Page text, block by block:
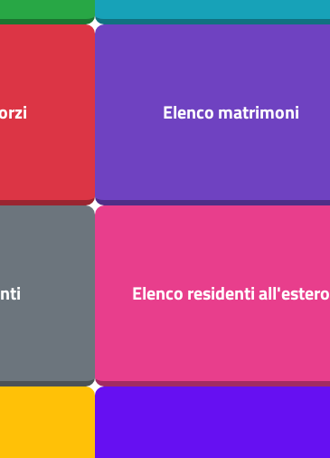
Elenco matrimoni
Elenco residenti all'estero